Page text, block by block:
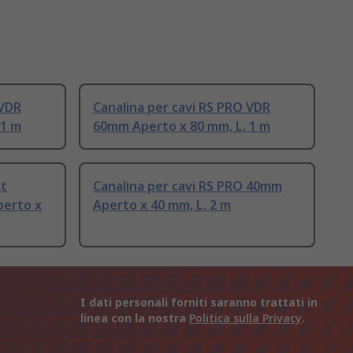
m
Canalina per cavi RS PRO VDR
60mm Aperto x 80 mm, L. 1 m
x
Canalina per cavi RS PRO 40mm
Aperto x 40 mm, L. 2 m
I dati personali forniti saranno trattati in
linea con la nostra Politica sulla Privacy.